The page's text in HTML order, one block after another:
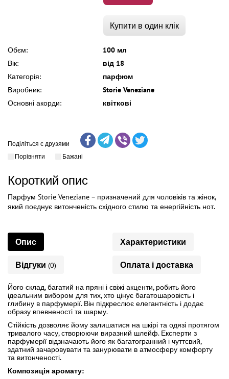
Купити в один клік
Обєм:
100 мл
Вік:
від 18
Категорія:
парфюм
Виробник:
Storie Veneziane
Основні акорди:
квіткові
Поділіться с друзями
Порівняти
Бажані
Короткий опис
Парфум Storie Veneziane – призначений для чоловіків та жінок,
який поєднує витонченість східного стилю та енергійність нот.
Опис Характеристики
Відгуки (0) Оплата і доставка
Його склад, багатий на пряні і свіжі акценти, робить його
ідеальним вибором для тих, хто цінує багатошаровість і
глибину в парфумерії. Він підкреслює елегантність і додає
образу впевненості та шарму.
Стійкість дозволяє йому залишатися на шкірі та одязі протягом
тривалого часу, створюючи виразний шлейф. Експерти з
парфумерії відзначають його як багатогранний і чуттєвий,
здатний зачаровувати та занурювати в атмосферу комфорту
та витонченості.
Композиція аромату: